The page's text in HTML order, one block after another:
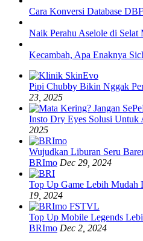
Cara Konversi Database
Naik Perahu Aselole di Selat
Kecambah, Apa Enaknya
Pipi Chubby Bikin Nggak
23, 2025
Insto Dry Eyes Solusi Untuk
2025
Wujudkan Liburan Seru
BRImo Dec 29, 2024
Top Up Game Lebih Mudah
19, 2024
Top Up Mobile Legends
BRImo Dec 2, 2024